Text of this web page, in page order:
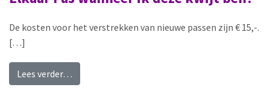
De kosten voor het verstrekken van nieuwe passen zijn € 15,-.
[…]
Lees verder…